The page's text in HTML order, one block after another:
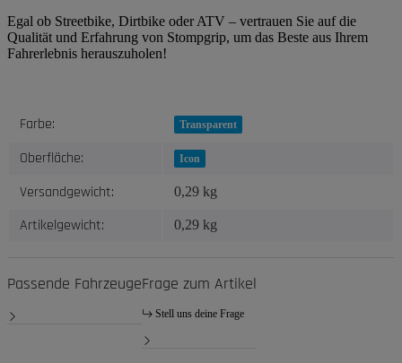
Egal ob Streetbike, Dirtbike oder ATV – vertrauen Sie auf die
Qualität und Erfahrung von Stompgrip, um das Beste aus Ihrem
Fahrerlebnis herauszuholen!
Produkteigenschaft
Wert
Farbe: Transparent
Oberfläche: Icon
Versandgewicht: 0,29 kg
Artikelgewicht: 0,29 kg
Passende FahrzeugeFrage zum Artikel
Stell uns deine Frage